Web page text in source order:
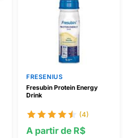
FRESENIUS
Fresubin Protein Energy
Drink
(4)
A partir de R$